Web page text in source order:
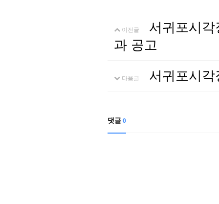
이전글
서귀포시
과 공고
다음글 서귀포시
댓글 0